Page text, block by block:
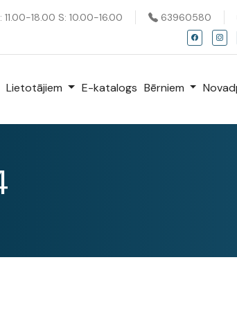
11.00-18.00 S: 10.00-16.00 63960580
Lietotājiem E-katalogs Bērniem